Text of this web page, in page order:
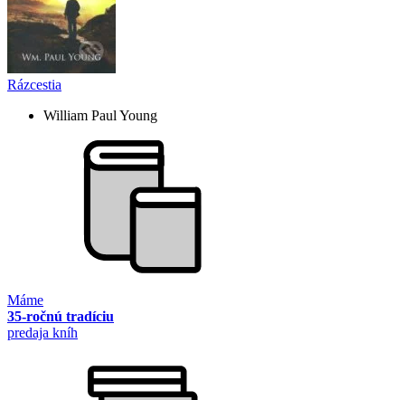
Rázcestia
William Paul Young
Máme
35-ročnú tradíciu
predaja kníh